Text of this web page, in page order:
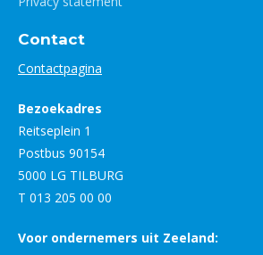
Contact
Contactpagina
Bezoekadres
Reitseplein 1
Postbus 90154
5000 LG TILBURG
T 013 205 00 00
Voor ondernemers uit Zeeland: